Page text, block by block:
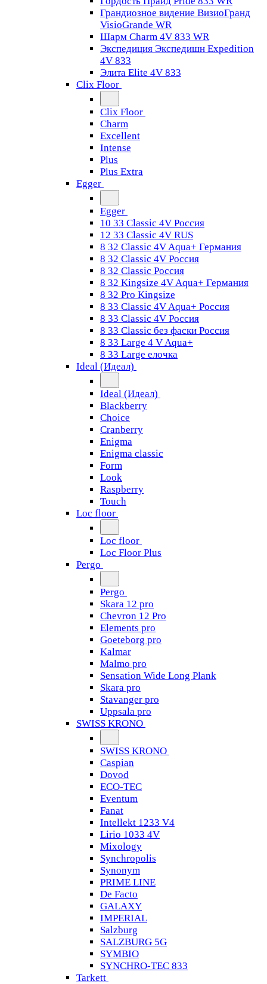
Грандиозное видение ВизиоГранд
VisioGrande WR
Шарм Charm 4V 833 WR
Экспедиция Экспедишн Expedition
4V 833
Элита Elite 4V 833
Clix Floor
Clix Floor
Charm
Excellent
Intense
Plus
Plus Extra
Egger
Egger
10 33 Classic 4V Россия
12 33 Classic 4V RUS
8 32 Classic 4V Aqua+ Германия
8 32 Classic 4V Россия
8 32 Classic Россия
8 32 Kingsize 4V Aqua+ Германия
8 32 Pro Kingsize
8 33 Classic 4V Aqua+ Россия
8 33 Classic 4V Россия
8 33 Classic без фаски Россия
8 33 Large 4 V Aqua+
8 33 Large елочка
Ideal (Идеал)
Ideal (Идеал)
Blackberry
Choice
Cranberry
Enigma
Enigma classic
Form
Look
Raspberry
Touch
Loc floor
Loc floor
Loc Floor Plus
Pergo
Pergo
Skara 12 pro
Chevron 12 Pro
Elements pro
Goeteborg pro
Kalmar
Malmo pro
Sensation Wide Long Plank
Skara pro
Stavanger pro
Uppsala pro
SWISS KRONO
SWISS KRONO
Caspian
Dovod
ECO-TEC
Eventum
Fanat
Intellekt 1233 V4
Lirio 1033 4V
Mixology
Synchropolis
Synonym
PRIME LINE
De Facto
GALAXY
IMPERIAL
Salzburg
SALZBURG 5G
SYMBIO
SYNCHRO-TEC 833
Tarkett